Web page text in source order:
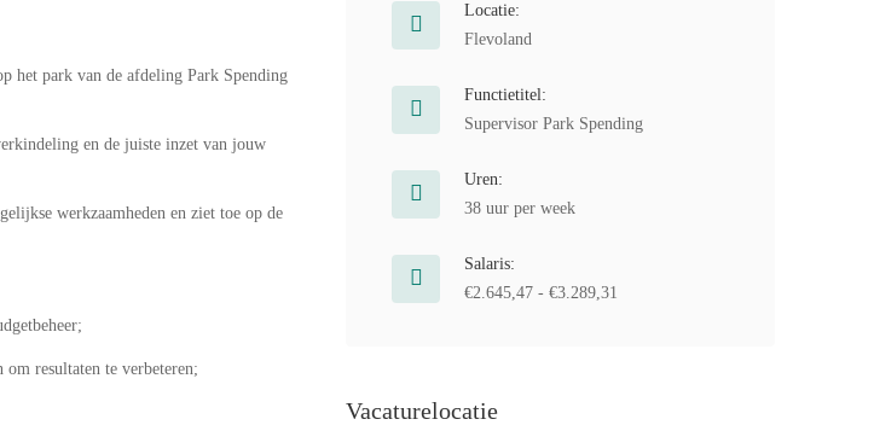
het park van de afdeling Park Spending
en de juiste inzet van jouw
werkzaamheden en ziet toe op de
resultaten te verbeteren;
Locatie:
Flevoland
Functietitel:
Supervisor Park Spending
Uren:
38 uur per week
Salaris:
€2.645,47 - €3.289,31
Vacaturelocatie